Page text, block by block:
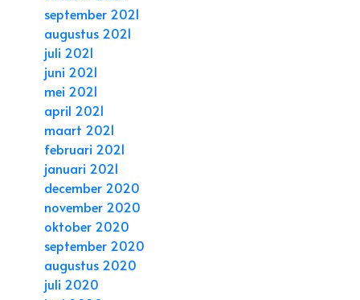
september 2021
augustus 2021
juli 2021
juni 2021
mei 2021
april 2021
maart 2021
februari 2021
januari 2021
december 2020
november 2020
oktober 2020
september 2020
augustus 2020
juli 2020